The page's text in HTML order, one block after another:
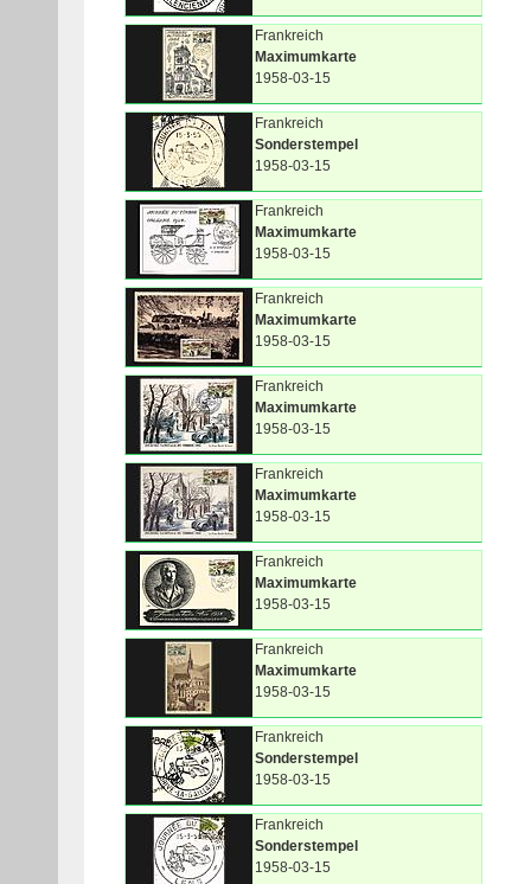
Frankreich
Maximumkarte
1958-03-15
Frankreich
Sonderstempel
1958-03-15
Frankreich
Maximumkarte
1958-03-15
Frankreich
Maximumkarte
1958-03-15
Frankreich
Maximumkarte
1958-03-15
Frankreich
Maximumkarte
1958-03-15
Frankreich
Maximumkarte
1958-03-15
Frankreich
Maximumkarte
1958-03-15
Frankreich
Sonderstempel
1958-03-15
Frankreich
Sonderstempel
1958-03-15